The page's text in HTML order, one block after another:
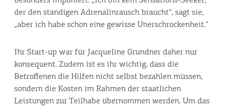
der den ständigen Adrenalinrausch braucht“, sagt sie,
„aber ich habe schon eine gewisse Unerschrockenheit.“
Ihr Start-up war für Jacqueline Grundner daher nur
konsequent. Zudem ist es ihr wichtig, dass die
Betroffenen die Hilfen nicht selbst bezahlen müssen,
sondern die Kosten im Rahmen der staatlichen
Leistungen zur Teilhabe übernommen werden. Um das